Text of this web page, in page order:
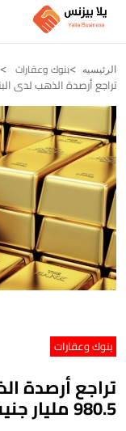
الرئيسيه بنوك وعقارات
تراجع أرصدة الذهب لدى البنك المركزي إلى
بنوك وعقارات
تراجع أرصدة
980.5 مليار جنيه بنهاية مايو